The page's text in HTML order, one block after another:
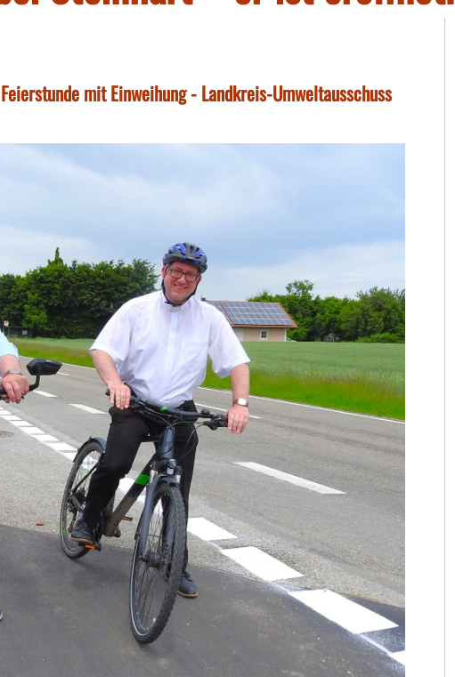
mit Einweihung - Landkreis-Umweltausschuss